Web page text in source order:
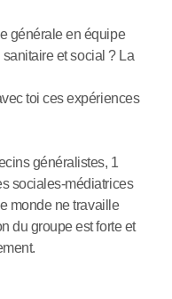
générale en équipe
et social ? La
toi ces expériences
généralistes, 1
sociales-médiatrices
monde ne travaille
du groupe est forte et